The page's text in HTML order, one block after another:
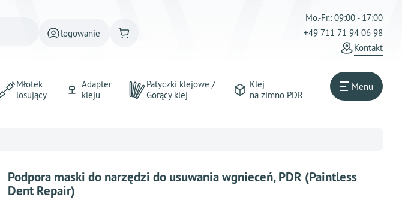
logowanie
Mo.-Fr.: 09:00 - 17:00
+49 711 71 94 06 98
Kontakt
Młotek
losujący
Adapter
kleju
Patyczki klejowe /
Gorący klej
Klej
na zimno PDR
Menu
Podpora maski do narzędzi do usuwania wgnieceń, PDR (Paintless
Dent Repair)